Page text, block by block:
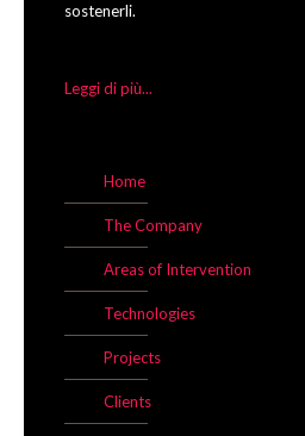
sostenerli.
Leggi di più...
Home
The Company
Areas of Intervention
Technologies
Projects
Clients